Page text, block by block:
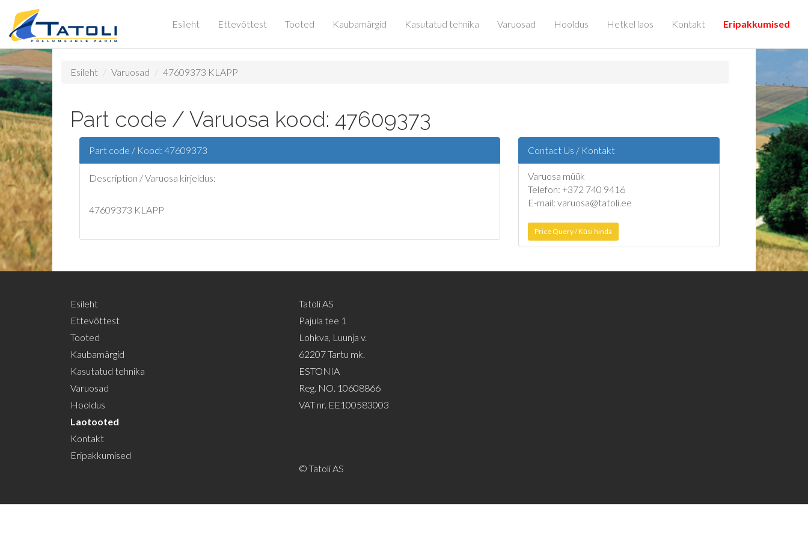
Esileht Ettevõttest Tooted Kaubamärgid Kasutatud tehnika Varuosad Hooldus Hetkel laos Kontakt Eripakkumised
Esileht Varuosad 47609373 KLAPP
Part code / Varuosa kood: 47609373
Part code / Kood: 47609373
Description / Varuosa kirjeldus:
47609373 KLAPP
Contact Us / Kontakt
Varuosa müük
Telefon: +372 740 9416
E-mail: varuosa@tatoli.ee
Price Query / Küsi hinda
Esileht
Ettevõttest
Tooted
Kaubamärgid
Kasutatud tehnika
Varuosad
Hooldus
Laotooted
Kontakt
Eripakkumised
Tatoli AS
Pajula tee 1
Lohkva, Luunja v.
62207 Tartu mk.
ESTONIA
Reg. NO. 10608866
VAT nr. EE100583003
© Tatoli AS